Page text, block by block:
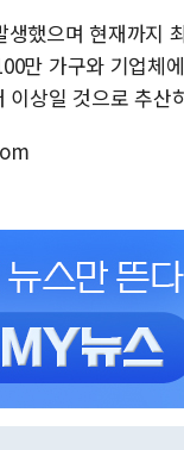
생했으며 현재까지
만 가구와 기업체
이상일 것으로 추산